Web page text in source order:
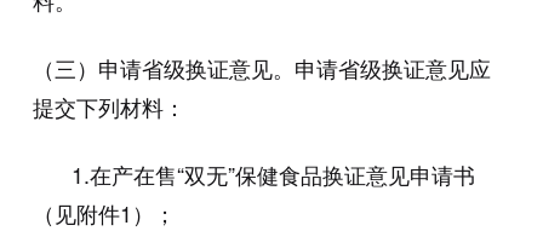
（三）申请省级换证意见。申请省级换证意见应
提交下列材料：
1.在产在售“双无”保健食品换证意见申请书
（见附件1）；